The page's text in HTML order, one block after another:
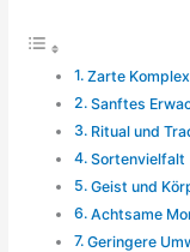
Zarte
Sanftes
Ritual und
Sortenvielfalt
Geist und
Achtsame
Geringere